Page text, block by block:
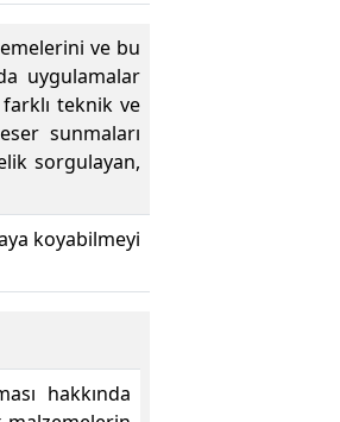
ve bu
uygulamalar
teknik ve
sunmaları
sorgulayan,
koyabilmeyi
hakkında